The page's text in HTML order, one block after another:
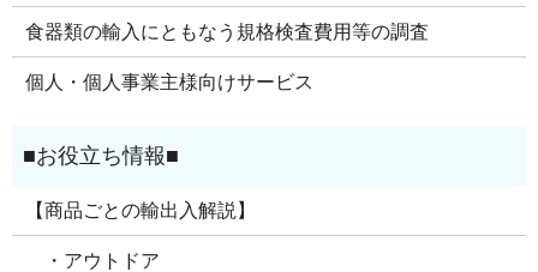
食器類の輸入にともなう規格検査費用等の調査
個人・個人事業主様向けサービス
【商品ごとの輸出入解説】
・アウトドア